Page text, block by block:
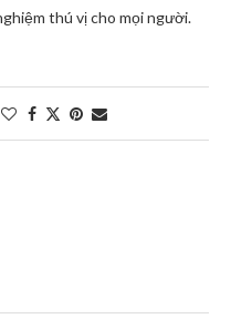
thú vị cho mọi người.